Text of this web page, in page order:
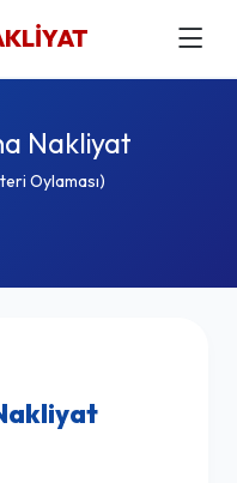
Nakliyat
Oylaması)